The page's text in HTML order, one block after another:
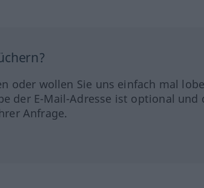
oder wollen Sie uns einfach mal
der E-Mail-Adresse ist optional und
Anfrage.